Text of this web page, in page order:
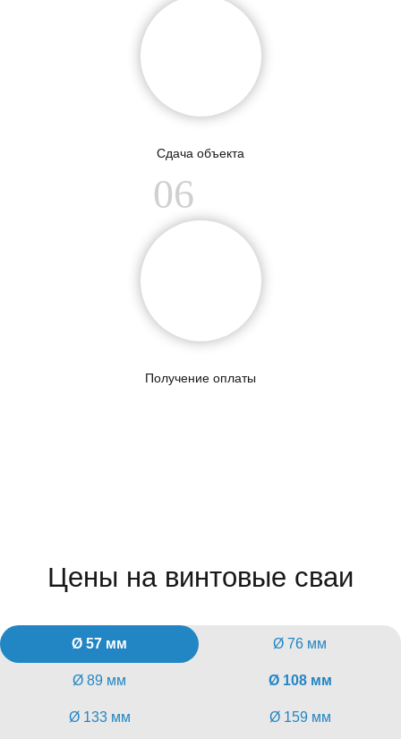
Сдача объекта
Получение оплаты
06
Цены на винтовые сваи
Ø 57 мм Ø 76 мм
Ø 89 мм Ø 108 мм
Ø 133 мм Ø 159 мм